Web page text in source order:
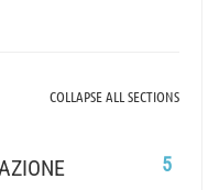
COLLAPSE ALL SECTIONS
5